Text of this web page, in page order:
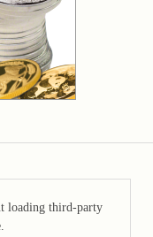
loading third-party